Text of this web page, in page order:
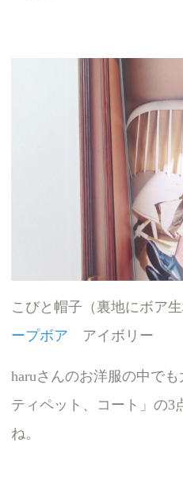
こびと帽子（裏地にボア
ープボア アイボリー
haruさんのお洋服の中でも
ティペット、コート」の3
ね。